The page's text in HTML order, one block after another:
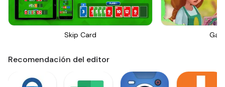
Skip Card
Recomendación del editor